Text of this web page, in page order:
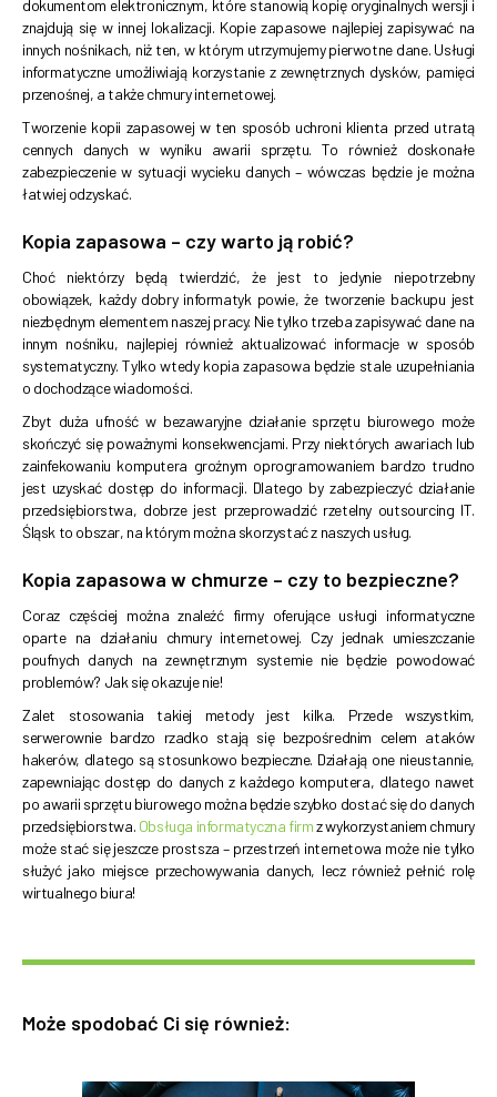
dokumentom elektronicznym, które stanowią kopię oryginalnych wersji i
znajdują się w innej lokalizacji. Kopie zapasowe najlepiej zapisywać na
innych nośnikach, niż ten, w którym utrzymujemy pierwotne dane. Usługi
informatyczne umożliwiają korzystanie z zewnętrznych dysków, pamięci
przenośnej, a także chmury internetowej.
Tworzenie kopii zapasowej w ten sposób uchroni klienta przed utratą
cennych danych w wyniku awarii sprzętu. To również doskonałe
zabezpieczenie w sytuacji wycieku danych – wówczas będzie je można
łatwiej odzyskać.
Kopia zapasowa – czy warto ją robić?
Choć niektórzy będą twierdzić, że jest to jedynie niepotrzebny
obowiązek, każdy dobry informatyk powie, że tworzenie backupu jest
niezbędnym elementem naszej pracy. Nie tylko trzeba zapisywać dane na
innym nośniku, najlepiej również aktualizować informacje w sposób
systematyczny. Tylko wtedy kopia zapasowa będzie stale uzupełniania
o dochodzące wiadomości.
Zbyt duża ufność w bezawaryjne działanie sprzętu biurowego może
skończyć się poważnymi konsekwencjami. Przy niektórych awariach lub
zainfekowaniu komputera groźnym oprogramowaniem bardzo trudno
jest uzyskać dostęp do informacji. Dlatego by zabezpieczyć działanie
przedsiębiorstwa, dobrze jest przeprowadzić rzetelny outsourcing IT.
Śląsk to obszar, na którym można skorzystać z naszych usług.
Kopia zapasowa w chmurze – czy to bezpieczne?
Coraz częściej można znaleźć firmy oferujące usługi informatyczne
oparte na działaniu chmury internetowej. Czy jednak umieszczanie
poufnych danych na zewnętrznym systemie nie będzie powodować
problemów? Jak się okazuje nie!
Zalet stosowania takiej metody jest kilka. Przede wszystkim,
serwerownie bardzo rzadko stają się bezpośrednim celem ataków
hakerów, dlatego są stosunkowo bezpieczne. Działają one nieustannie,
zapewniając dostęp do danych z każdego komputera, dlatego nawet
po awarii sprzętu biurowego można będzie szybko dostać się do danych
przedsiębiorstwa. Obsługa informatyczna firmz wykorzystaniem chmury
może stać się jeszcze prostsza – przestrzeń internetowa może nie tylko
służyć jako miejsce przechowywania danych, lecz również pełnić rolę
wirtualnego biura!
Może spodobać Ci się również: